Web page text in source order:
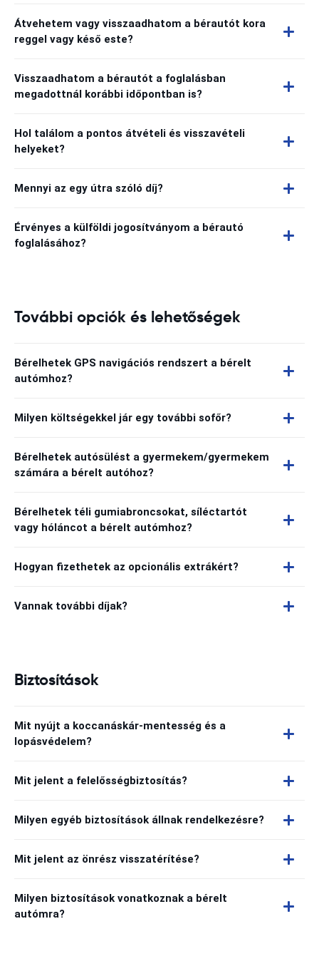
Átvehetem vagy visszaadhatom a bérautót kora
reggel vagy késő este?
Visszaadhatom a bérautót a foglalásban
megadottnál korábbi időpontban is?
Hol találom a pontos átvételi és visszavételi
helyeket?
Mennyi az egy útra szóló díj?
Érvényes a külföldi jogosítványom a bérautó
foglalásához?
További opciók és lehetőségek
Bérelhetek GPS navigációs rendszert a bérelt
autómhoz?
Milyen költségekkel jár egy további sofőr?
Bérelhetek autósülést a gyermekem/gyermekem
számára a bérelt autóhoz?
Bérelhetek téli gumiabroncsokat, síléctartót
vagy hóláncot a bérelt autómhoz?
Hogyan fizethetek az opcionális extrákért?
Vannak további díjak?
Biztosítások
Mit nyújt a koccanáskár-mentesség és a
lopásvédelem?
Mit jelent a felelősségbiztosítás?
Milyen egyéb biztosítások állnak rendelkezésre?
Mit jelent az önrész visszatérítése?
Milyen biztosítások vonatkoznak a bérelt
autómra?